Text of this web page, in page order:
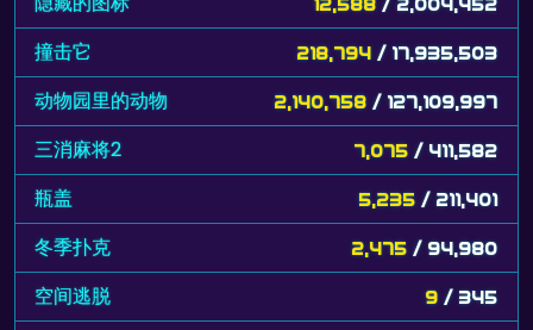
撞击它 218,794 / 17,935,503
动物园里的动物 2,140,758 / 127,109,997
三消麻将2 7,075 / 411,582
瓶盖 5,235 / 211,401
冬季扑克 2,475 / 94,980
空间逃脱 9 / 345